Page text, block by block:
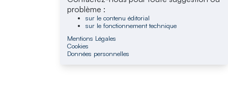
problème :
sur le contenu éditorial
sur le fonctionnement technique
Mentions Légales
Cookies
Données personnelles